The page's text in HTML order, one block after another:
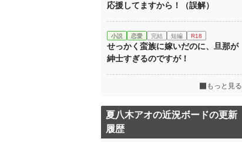
応援してますから！（誤解）
小説 恋愛 完結 短編 R18
せっかく蛮族に嫁いだのに、旦那が
紳士すぎるのですが！
もっと見る
夏八木アオの近況ボードの更新
履歴